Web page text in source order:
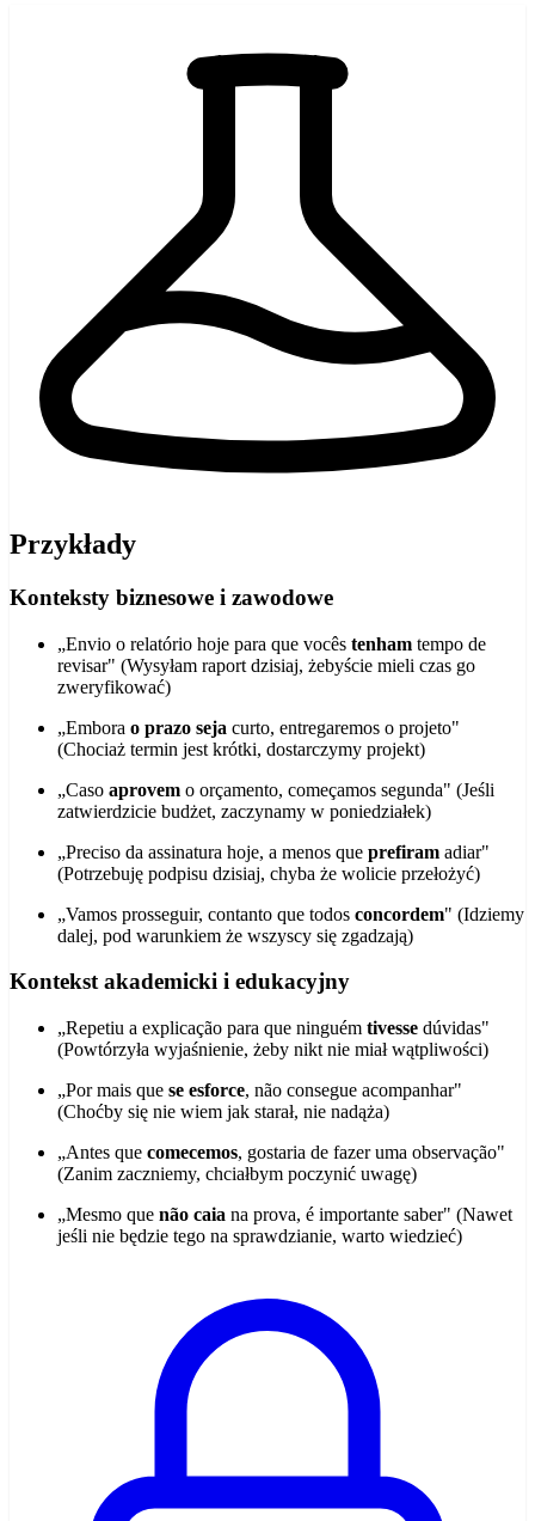
Przykłady
Konteksty biznesowe i zawodowe
„Envio o relatório hoje para que vocês tenham tempo de
revisar" (Wysyłam raport dzisiaj, żebyście mieli czas go
zweryfikować)
„Embora o prazo seja curto, entregaremos o projeto"
(Chociaż termin jest krótki, dostarczymy projekt)
„Caso aprovem o orçamento, começamos segunda" (Jeśli
zatwierdzicie budżet, zaczynamy w poniedziałek)
„Preciso da assinatura hoje, a menos que prefiram adiar"
(Potrzebuję podpisu dzisiaj, chyba że wolicie przełożyć)
„Vamos prosseguir, contanto que todos concordem" (Idziemy
dalej, pod warunkiem że wszyscy się zgadzają)
Kontekst akademicki i edukacyjny
„Repetiu a explicação para que ninguém tivesse dúvidas"
(Powtórzyła wyjaśnienie, żeby nikt nie miał wątpliwości)
„Por mais que se esforce, não consegue acompanhar"
(Choćby się nie wiem jak starał, nie nadąża)
„Antes que comecemos, gostaria de fazer uma observação"
(Zanim zaczniemy, chciałbym poczynić uwagę)
„Mesmo que não caia na prova, é importante saber" (Nawet
jeśli nie będzie tego na sprawdzianie, warto wiedzieć)